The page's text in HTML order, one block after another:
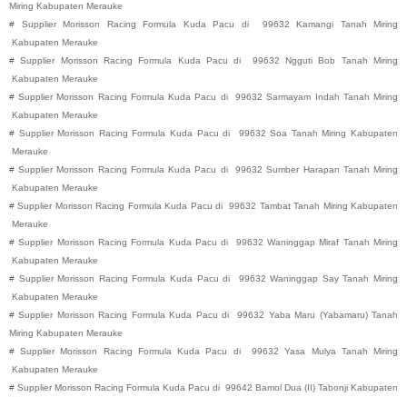
Miring Kabupaten Merauke
#
Supplier Morisson Racing Formula Kuda Pacu di 99632 Kamangi
Tanah Miring
Kabupaten Merauke
# Supplier Morisson Racing Formula Kuda Pacu di 99632 Ngguti Bob
Tanah Miring
Kabupaten Merauke
# Supplier Morisson Racing Formula Kuda Pacu di 99632 Sarmayam Indah Tanah Miring
Kabupaten Merauke
# Supplier Morisson Racing Formula Kuda Pacu di 99632 Soa Tanah Miring Kabupaten
Merauke
# Supplier Morisson Racing Formula Kuda Pacu di 99632 Sumber Harapan Tanah Miring
Kabupaten Merauke
# Supplier Morisson Racing Formula Kuda Pacu di 99632 Tambat Tanah Miring Kabupaten
Merauke
# Supplier Morisson Racing Formula Kuda Pacu di 99632 Waninggap Miraf Tanah Miring
Kabupaten Merauke
# Supplier Morisson Racing Formula Kuda Pacu di 99632 Waninggap Say Tanah Miring
Kabupaten Merauke
# Supplier Morisson Racing Formula Kuda Pacu di 99632 Yaba Maru (Yabamaru) Tanah
Miring Kabupaten Merauke
# Supplier Morisson Racing Formula Kuda Pacu di 99632 Yasa Mulya Tanah Miring
Kabupaten Merauke
# Supplier Morisson Racing Formula Kuda Pacu di 99642 Bamol Dua (II) Tabonji Kabupaten